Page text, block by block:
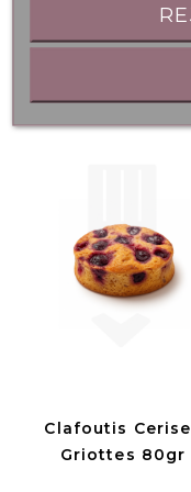
Bac 2.5L -
Clafoutis
Griottes 80gr